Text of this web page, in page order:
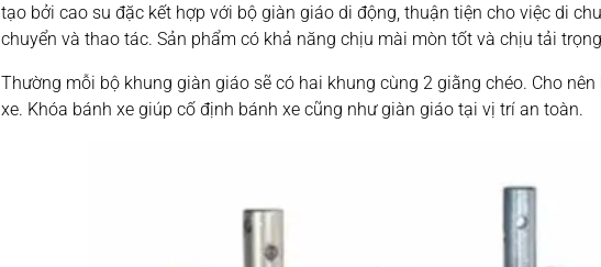
tạo bởi cao su đặc kết hợp với bộ giàn giáo di động, thuận tiện cho việc di
chuyển và thao tác. Sản phẩm có khả năng chịu mài mòn tốt và chịu tải
Thường mỗi bộ khung giàn giáo sẽ có hai khung cùng 2 giằng chéo. Cho
xe. Khóa bánh xe giúp cố định bánh xe cũng như giàn giáo tại vị trí an toàn.